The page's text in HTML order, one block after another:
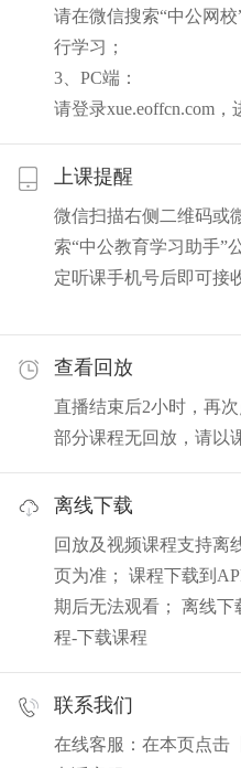
请在微信搜索“中公网
行学习；
3、PC端：
请登录xue.eoffcn.com
上课提醒
微信扫描右侧二维码或
索“中公教育学习助手”
定听课手机号后即可接
查看回放
直播结束后2小时，再
部分课程无回放，请以
离线下载
回放及视频课程支持离
页为准； 课程下载到
期后无法观看； 离线下
程-下载课程
联系我们
在线客服：在本页点击